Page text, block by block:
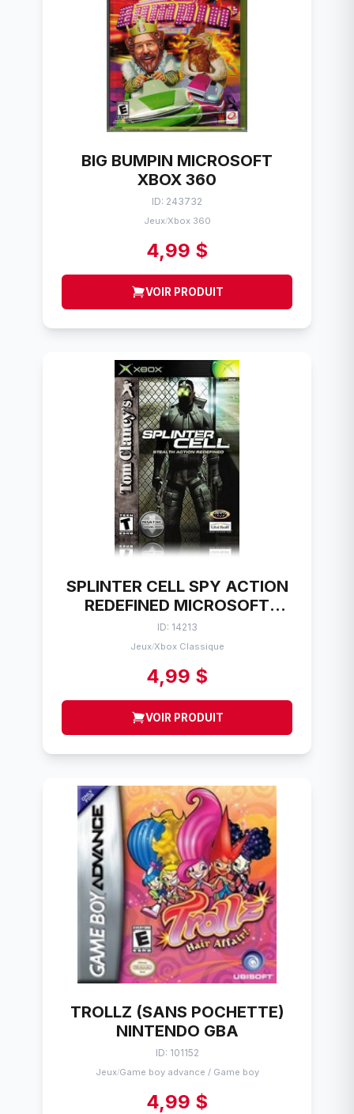
BIG BUMPIN MICROSOFT
XBOX 360
ID: 243732
Jeux/Xbox 360
4,99 $
VOIR PRODUIT
SPLINTER CELL SPY ACTION
REDEFINED MICROSOFT
XBOX
ID: 14213
Jeux/Xbox Classique
4,99 $
VOIR PRODUIT
TROLLZ (SANS POCHETTE)
NINTENDO GBA
ID: 101152
Jeux/Game boy advance / Game boy
4,99 $